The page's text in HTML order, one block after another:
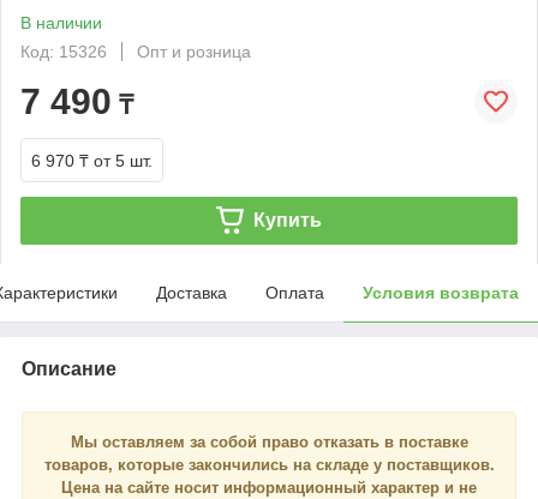
В наличии
Код: 15326
Опт и розница
7 490 ₸
6 970 ₸ от 5 шт.
Купить
Доставка Оплата Условия возврата
Описание
Мы оставляем за собой право отказать в поставке
товаров, которые закончились на складе у поставщиков.
Цена на сайте носит информационный характер и не